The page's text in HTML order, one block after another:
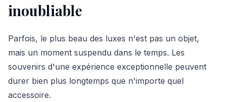
inoubliable
Parfois, le plus beau des luxes n'est pas un objet,
mais un moment suspendu dans le temps. Les
souvenirs d'une expérience exceptionnelle peuvent
durer bien plus longtemps que n'importe quel
accessoire.